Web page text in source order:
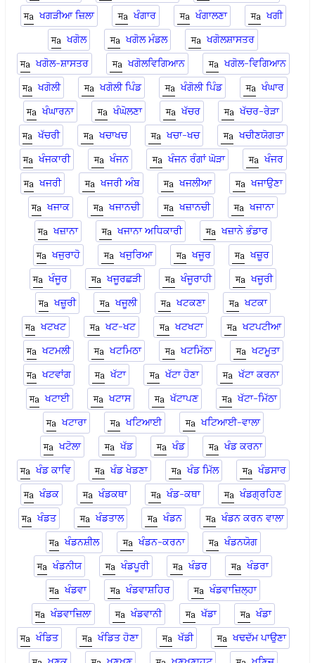
ਖਗੜੀਆ ਜ਼ਿਲਾ
ਖੰਗਾਰ ਖੰਗਾਲਣਾ
ਖਗੀ
ਖਗੋਲ
ਖਗੋਲ ਮੰਡਲ
ਖਗੋਲਸ਼ਾਸਤਰ
ਖਗੋਲ-ਸ਼ਾਸਤਰ
ਖਗੋਲਵਿਗਿਆਨ
ਖਗੋਲ-ਵਿਗਿਆਨ
ਖਗੋਲੀ
ਖਗੋਲੀ ਪਿੰਡ ਖੰਗੋਲੀ ਪਿੰਡ
ਖੰਘਾਰ
ਖੰਘਾਰਨਾ
ਖੰਘੋਲਣਾ ਖੱਚਰ
ਖੱਚਰ-ਰੇੜਾ
ਖੱਚਰੀ
ਖਚਾਖਚ ਖਚਾ-ਖਚ
ਖਚੀਣਯੋਗਤਾ
ਖੰਜਕਾਰੀ
ਖੰਜਨ ਖੰਜਨ ਰੰਗਾਂ ਘੋੜਾ
ਖੰਜਰ
ਖਜਰੀ
ਖਜਰੀ ਅੰਬ ਖਜਲੀਆ
ਖਜਾਉਣਾ
ਖਜਾਕ
ਖਜਾਨਚੀ ਖਜ਼ਾਨਚੀ
ਖਜਾਨਾ
ਖਜ਼ਾਨਾ
ਖਜਾਨਾ ਅਧਿਕਾਰੀ
ਖਜ਼ਾਨੇ ਭੰਡਾਰ
ਖਜੁਰਾਹੋ
ਖਜੁਰਿਆ ਖਜੂਰ
ਖਜ਼ੂਰ
ਖੰਜੂਰ
ਖਜੂਰਛੜੀ ਖੰਜੂਰਾਹੀ
ਖਜੂਰੀ
ਖਜ਼ੂਰੀ
ਖਜੂਲੀ ਖਟਕਣਾ
ਖਟਕਾ
ਖਟਖਟ
ਖਟ-ਖਟ ਖਟਖਟਾ
ਖਟਪਟੀਆ
ਖਟਮਲੀ
ਖਟਮਿਠਾ ਖਟਮਿੱਠਾ
ਖਟਮੂਤਾ
ਖਟਵਾਂਗ
ਖੱਟਾ ਖੱਟਾ ਹੋਣਾ
ਖੱਟਾ ਕਰਨਾ
ਖਟਾਈ
ਖਟਾਸ ਖੱਟਾਪਣ
ਖੱਟਾ-ਮਿੱਠਾ
ਖਟਾਰਾ
ਖਟਿਆਈ
ਖਟਿਆਈ-ਵਾਲਾ
ਖਟੋਲਾ
ਖੱਡ ਖੰਡ
ਖੰਡ ਕਰਨਾ
ਖੰਡ ਕਾਵਿ
ਖੰਡ ਖੇਡਣਾ ਖੰਡ ਮਿੱਲ
ਖੰਡਸਾਰ
ਖੰਡਕ
ਖੰਡਕਥਾ ਖੰਡ-ਕਥਾ
ਖੰਡਗ੍ਰਹਿਣ
ਖੰਡਤ
ਖੰਡਤਾਲ ਖੰਡਨ
ਖੰਡਨ ਕਰਨ ਵਾਲਾ
ਖੰਡਨਸ਼ੀਲ
ਖੰਡਨ-ਕਰਨਾ
ਖੰਡਨਯੋਗ
ਖੰਡਨੀਯ
ਖੰਡਪੂਰੀ ਖੰਡਰ
ਖੰਡਰਾ
ਖੰਡਵਾ
ਖੰਡਵਾਸ਼ਹਿਰ
ਖੰਡਵਾਜ਼ਿਲ੍ਹਾ
ਖੰਡਵਾਜ਼ਿਲਾ
ਖੰਡਵਾਨੀ ਖੱਡਾ
ਖੰਡਾ
ਖੰਡਿਤ
ਖੰਡਿਤ ਹੋਣਾ ਖੱਡੀ
ਖਢਦੱਮ ਪਾਉਣਾ